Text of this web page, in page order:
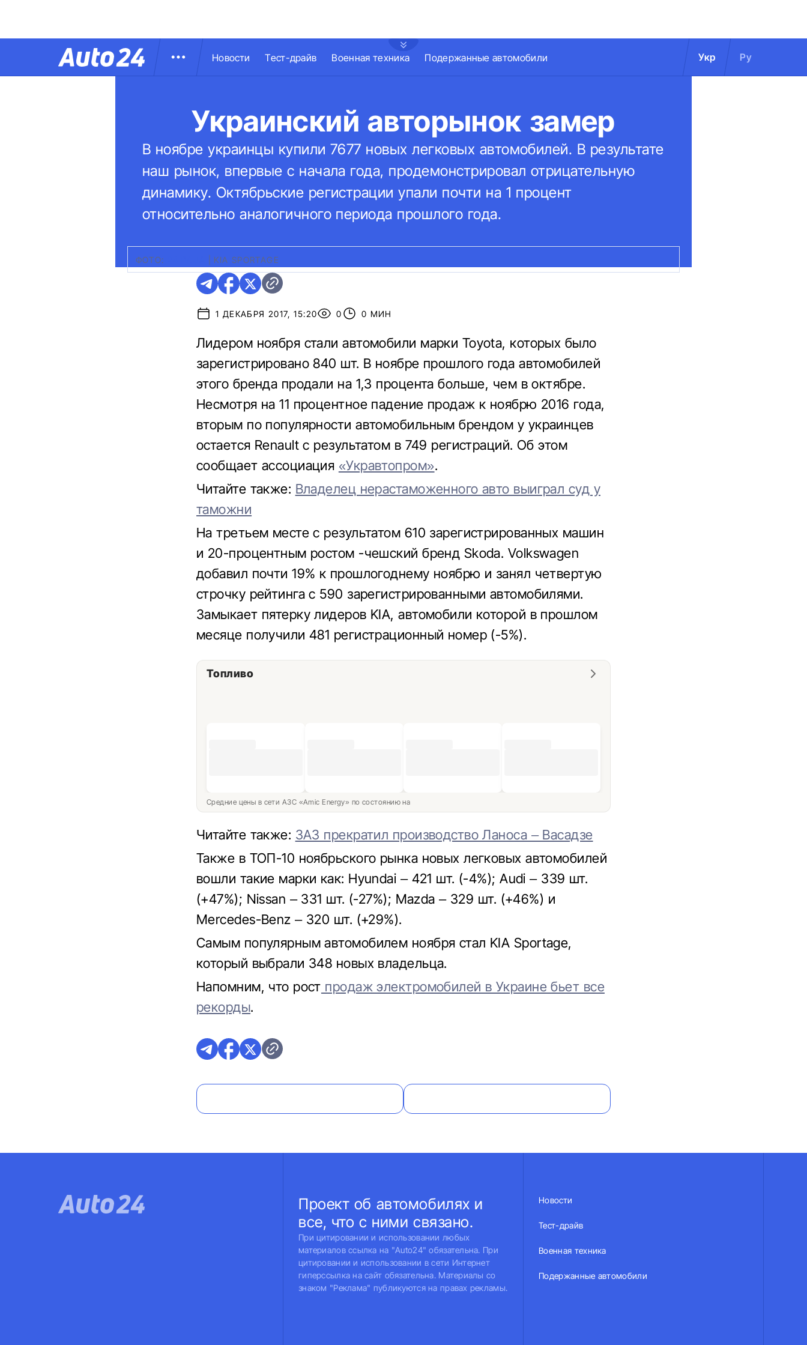
Новости Тест-драйв Военная техника Подержанные автомобили Укр Ру
Украинский авторынок замер
В ноябре украинцы купили 7677 новых легковых автомобилей. В результате
наш рынок, впервые с начала года, продемонстрировал отрицательную
динамику. Октябрьские регистрации упали почти на 1 процент
относительно аналогичного периода прошлого года.
ФОТО: KIA SPORTAGE
1 ДЕКАБРЯ 2017, 15:20 0 0 МИН
Лидером ноября стали автомобили марки Toyota, которых было
зарегистрировано 840 шт. В ноябре прошлого года автомобилей
этого бренда продали на 1,3 процента больше, чем в октябре.
Несмотря на 11 процентное падение продаж к ноябрю 2016 года,
вторым по популярности автомобильным брендом у украинцев
остается Renault с результатом в 749 регистраций. Об этом
сообщает ассоциация «Укравтопром».
Читайте также: Владелец нерастаможенного авто выиграл суд у
таможни
На третьем месте с результатом 610 зарегистрированных машин
и 20-процентным ростом -чешский бренд Skoda. Volkswagen
добавил почти 19% к прошлогоднему ноябрю и занял четвертую
строчку рейтинга с 590 зарегистрированными автомобилями.
Замыкает пятерку лидеров KIA, автомобили которой в прошлом
месяце получили 481 регистрационный номер (-5%).
Топливо
Средние цены в сети АЗС «Amic Energy» по состоянию на
Читайте также: ЗАЗ прекратил производство Ланоса – Васадзе
Также в ТОП-10 ноябрьского рынка новых легковых автомобилей
вошли такие марки как: Hyundai – 421 шт. (-4%); Audi – 339 шт.
(+47%); Nissan – 331 шт. (-27%); Mazda – 329 шт. (+46%) и
Mercedes-Benz – 320 шт. (+29%).
Самым популярным автомобилем ноября стал KIA Sportage,
который выбрали 348 новых владельца.
Напомним, что рост продаж электромобилей в Украине бьет все
рекорды.
Проект об автомобилях и
все, что с ними связано.
При цитировании и использовании любых
материалов ссылка на "Auto24" обязательна. При
цитировании и использовании в сети Интернет
гиперссылка на сайт обязательна. Материалы со
знаком "Реклама" публикуются на правах рекламы.
Новости
Тест-драйв
Военная техника
Подержанные автомобили